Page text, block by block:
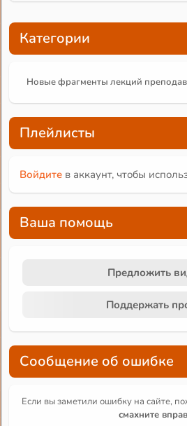
Категории
Новые фрагменты лекций
Плейлисты
Войдите в аккаунт, чтобы
Ваша помощь
Предложить
Поддержать
Сообщение об ошибке
Если вы заметили ошибку на сайте,
смахните